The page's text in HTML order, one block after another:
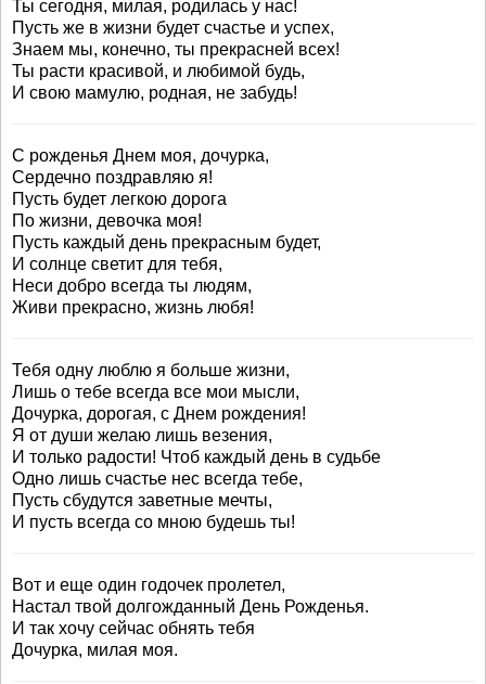
Ты сегодня, милая, родилась у нас!
Пусть же в жизни будет счастье и успех,
Знаем мы, конечно, ты прекрасней всех!
Ты расти красивой, и любимой будь,
И свою мамулю, родная, не забудь!
С рожденья Днем моя, дочурка,
Сердечно поздравляю я!
Пусть будет легкою дорога
По жизни, девочка моя!
Пусть каждый день прекрасным будет,
И солнце светит для тебя,
Неси добро всегда ты людям,
Живи прекрасно, жизнь любя!
Тебя одну люблю я больше жизни,
Лишь о тебе всегда все мои мысли,
Дочурка, дорогая, с Днем рождения!
Я от души желаю лишь везения,
И только радости! Чтоб каждый день в судьбе
Одно лишь счастье нес всегда тебе,
Пусть сбудутся заветные мечты,
И пусть всегда со мною будешь ты!
Вот и еще один годочек пролетел,
Настал твой долгожданный День Рожденья.
И так хочу сейчас обнять тебя
Дочурка, милая моя.